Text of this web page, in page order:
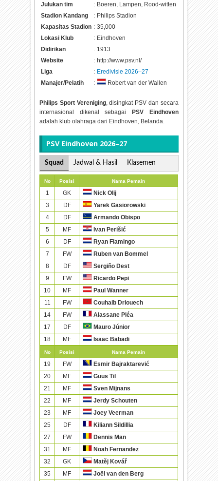
Julukan tim
: Boeren, Lampen, Rood-witten
Stadion Kandang
: Philips Stadion
Kapasitas Stadion : 35,000
Lokasi Klub
: Eindhoven
Didirikan
: 1913
Website
: http://www.psv.nl/
Liga
: Eredivisie 2026–27
Manajer/Pelatih
: Robert van der Wallen
Philips Sport Vereniging, disingkat PSV dan secara
internasional dikenal sebagai
PSV Eindhoven
adalah klub olahraga dari Eindhoven, Belanda.
PSV Eindhoven 2026–27
Squad Jadwal & Hasil Klasemen
No Posisi Nama Pemain
1 GK
Nick Olij
3
DF
Yarek Gasiorowski
4
DF
Armando Obispo
5
MF
Ivan Perišić
6
DF
Ryan Flamingo
7
FW
Ruben van Bommel
8
DF
Sergiño Dest
9
FW
Ricardo Pepi
10
MF
Paul Wanner
11
FW
Couhaib Driouech
14
FW
Alassane Pléa
17
DF
Mauro Júnior
18
MF Isaac Babadi
No Posisi Nama Pemain
19 FW
Esmir Bajraktarević
20
MF
Guus Til
21
MF
Sven Mijnans
22
MF
Jerdy Schouten
23
MF
Joey Veerman
25
DF
Kiliann Sildillia
27
FW
Dennis Man
31
MF
Noah Fernandez
32
GK
Matěj Kovář
35
MF
Joël van den Berg